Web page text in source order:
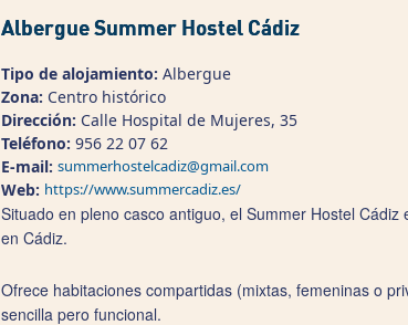
Albergue Summer Hostel Cádiz
Tipo de alojamiento: Albergue
Zona: Centro histórico
Dirección: Calle Hospital de Mujeres, 35
Teléfono: 956 22 07 62
E-mail: summerhostelcadiz@gmail.com
Web: https://www.summercadiz.es/
Situado en pleno casco antiguo, el Summer Hostel
en Cádiz.
Ofrece habitaciones compartidas (mixtas, femeninas o
sencilla pero funcional.